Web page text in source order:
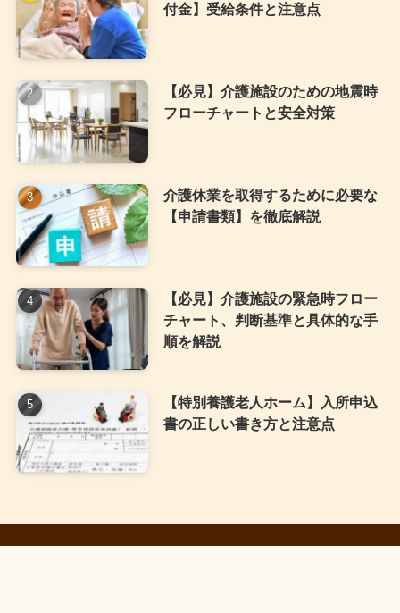
付金】受給条件と注意点
【必見】介護施設のための地震時
フローチャートと安全対策
介護休業を取得するために必要な
【申請書類】を徹底解説
【必見】介護施設の緊急時フロー
チャート、判断基準と具体的な手
順を解説
【特別養護老人ホーム】入所申込
書の正しい書き方と注意点